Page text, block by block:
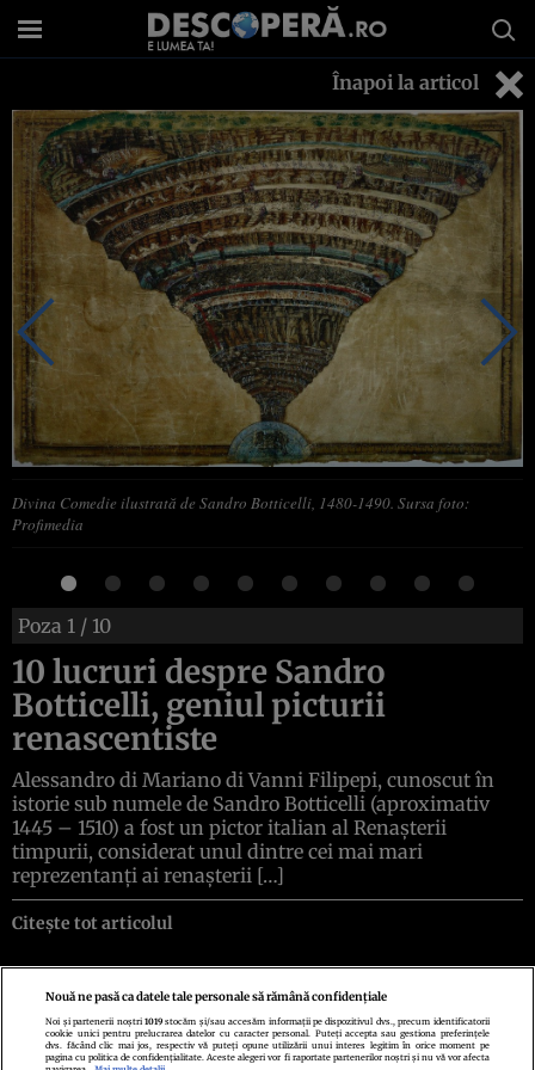
Înapoi la articol
Divina Comedie ilustrată de Sandro Botticelli, 1480-1490. Sursa foto:
Profimedia
Poza 1 / 10
10 lucruri despre Sandro
Botticelli, geniul picturii
renascentiste
Alessandro di Mariano di Vanni Filipepi, cunoscut în
istorie sub numele de Sandro Botticelli (aproximativ
1445 – 1510) a fost un pictor italian al Renașterii
timpurii, considerat unul dintre cei mai mari
reprezentanți ai renașterii […]
Citește tot articolul
Politica de confidenţialitatePolitica de cookiesTermeni şi condiţii
Echipa redacționalăContactSetări Cookies
Nouă ne pasă ca datele tale personale să rămână confidențiale
Noi și partenerii noștri1019 stocăm și/sau accesăm informații pe dispozitivul dvs., precum identificatorii
cookie unici pentru prelucrarea datelor cu caracter personal. Puteți accepta sau gestiona preferințele
dvs. făcând clic mai jos, respectiv vă puteți opune utilizării unui interes legitim în orice moment pe
pagina cu politica de confidențialitate. Aceste alegeri vor fi raportate partenerilor noștri și nu vă vor afecta